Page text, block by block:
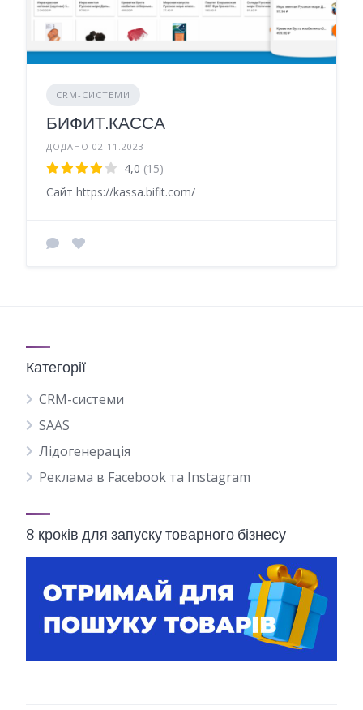
CRM-СИСТЕМИ
БИФИТ.КАССА
ДОДАНО 02.11.2023
4,0 (15)
Сайт https://kassa.bifit.com/
Категорії
CRM-системи
SAAS
Лідогенерація
Реклама в Facebook та Instagram
8 кроків для запуску товарного бізнесу